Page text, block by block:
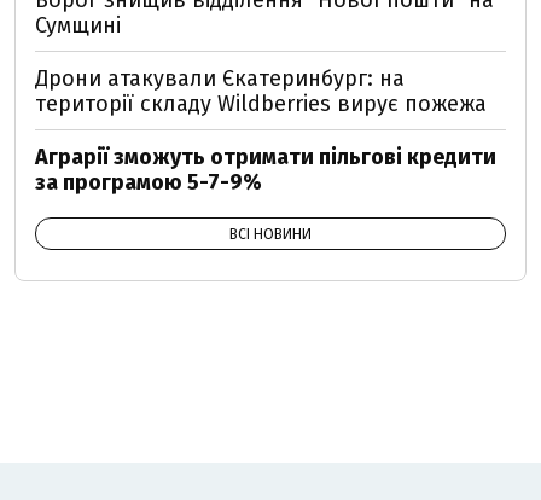
Сумщині
Дрони атакували Єкатеринбург: на
території складу Wildberries вирує пожежа
Аграрії зможуть отримати пільгові кредити
за програмою 5-7-9%
ВСІ НОВИНИ